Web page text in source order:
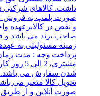
داشت. کالاهای شرکتی
صورت پلمپ به فروش
و نقص در
صاحب برند می باشد و
زمینه مسئولیتی به
پرداخت وجه : مدت
مشتری، 2
شدن سفارش می باشد.
تحویل کالا متغیر می
صورت آنلاین و از طریق